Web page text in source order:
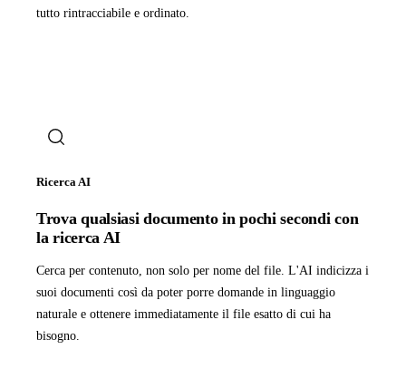
tutto rintracciabile e ordinato.
Ricerca AI
Trova qualsiasi documento in pochi secondi con
la ricerca AI
Cerca per contenuto, non solo per nome del file. L'AI indicizza i
suoi documenti così da poter porre domande in linguaggio
naturale e ottenere immediatamente il file esatto di cui ha
bisogno.